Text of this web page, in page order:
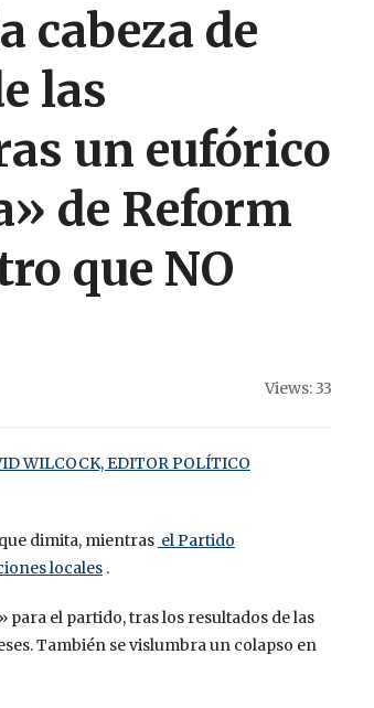
cabeza de
las
un eufórico
de Reform
que NO
Views: 33
WILCOCK, EDITOR POLÍTICO
dimita, mientras el Partido
locales.
el partido, tras los resultados de las
También se vislumbra un colapso en